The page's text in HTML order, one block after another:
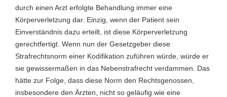
durch einen Arzt erfolgte Behandlung immer eine
Körperverletzung dar. Einzig, wenn der Patient sein
Einverständnis dazu erteilt, ist diese Körperverletzung
gerechtfertigt. Wenn nun der Gesetzgeber diese
Strafrechtsnorm einer Kodifikation zuführen würde, würde er
sie gewissermaßen in das Nebenstrafrecht verdammen. Das
hätte zur Folge, dass diese Norm den Rechtsgenossen,
insbesondere den Ärzten, nicht so geläufig wie eine